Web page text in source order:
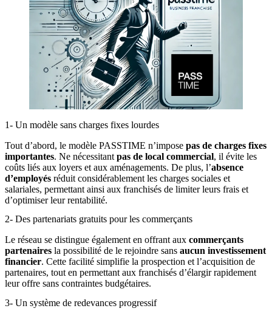
1- Un modèle sans charges fixes lourdes
Tout d’abord, le modèle PASSTIME n’impose pas de charges fixes
importantes. Ne nécessitant pas de local commercial, il évite les
coûts liés aux loyers et aux aménagements. De plus, l’absence
d’employés réduit considérablement les charges sociales et
salariales, permettant ainsi aux franchisés de limiter leurs frais et
d’optimiser leur rentabilité.
2- Des partenariats gratuits pour les commerçants
Le réseau se distingue également en offrant aux commerçants
partenaires la possibilité de le rejoindre sans aucun investissement
financier. Cette facilité simplifie la prospection et l’acquisition de
partenaires, tout en permettant aux franchisés d’élargir rapidement
leur offre sans contraintes budgétaires.
3- Un système de redevances progressif